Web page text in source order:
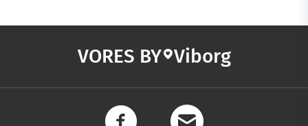
VORES BY Viborg